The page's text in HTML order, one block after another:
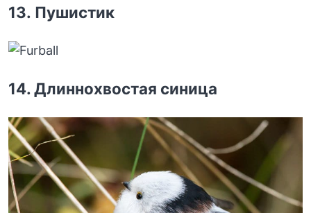
13. Пушистик
14. Длиннохвостая синица